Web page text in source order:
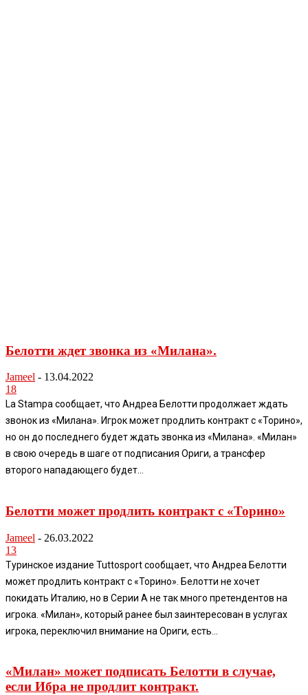
Белотти ждет звонка из «Милана».
Jameel - 13.04.2022
18
La Stampa сообщает, что Андреа Белотти продолжает ждать
звонок из «Милана». Игрок может продлить контракт с «Торино»,
но он до последнего будет ждать звонка из «Милана». «Милан»
в свою очередь в шаге от подписания Ориги, а трансфер
второго нападающего будет...
Белотти может продлить контракт с «Торино»
Jameel - 26.03.2022
13
Туринское издание Tuttosport сообщает, что Андреа Белотти
может продлить контракт с «Торино». Белотти не хочет
покидать Италию, но в Серии А не так много претендентов на
игрока. «Милан», который ранее был заинтересован в услугах
игрока, переключил внимание на Ориги, есть...
«Милан» может подписать Белотти в случае,
если Ибра не продлит контракт.